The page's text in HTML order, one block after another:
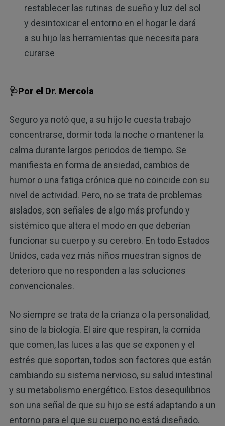
restablecer las rutinas de sueño y luz del sol
y desintoxicar el entorno en el hogar le dará
a su hijo las herramientas que necesita para
curarse
🩺Por el Dr. Mercola
Seguro ya notó que, a su hijo le cuesta trabajo
concentrarse, dormir toda la noche o mantener la
calma durante largos periodos de tiempo. Se
manifiesta en forma de ansiedad, cambios de
humor o una fatiga crónica que no coincide con su
nivel de actividad. Pero, no se trata de problemas
aislados, son señales de algo más profundo y
sistémico que altera el modo en que deberían
funcionar su cuerpo y su cerebro. En todo Estados
Unidos, cada vez más niños muestran signos de
deterioro que no responden a las soluciones
convencionales.
No siempre se trata de la crianza o la personalidad,
sino de la biología. El aire que respiran, la comida
que comen, las luces a las que se exponen y el
estrés que soportan, todos son factores que están
cambiando su sistema nervioso, su salud intestinal
y su metabolismo energético. Estos desequilibrios
son una señal de que su hijo se está adaptando a un
entorno para el que su cuerpo no está diseñado.